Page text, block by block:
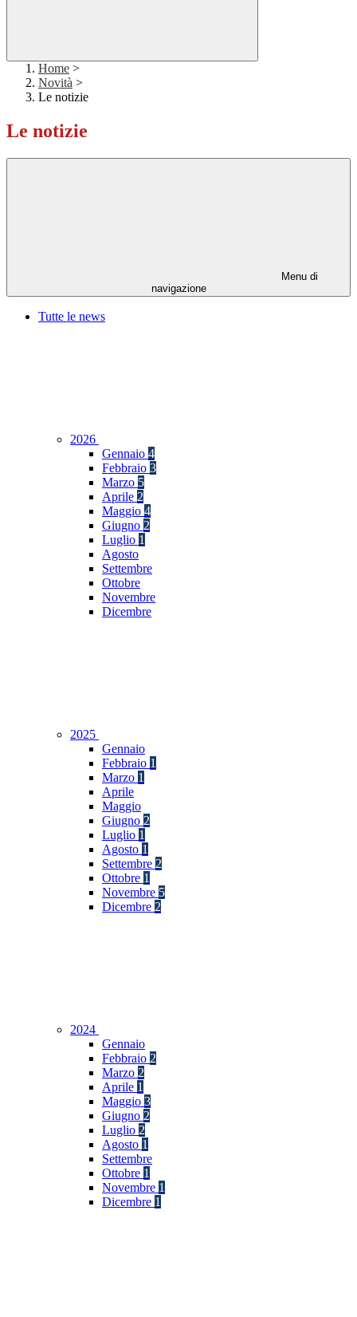
Home >
Novità >
Le notizie
Le notizie
Menu di
navigazione
Tutte le news
2026
Gennaio 4
Febbraio 3
Marzo 5
Aprile 2
Maggio 4
Giugno 2
Luglio 1
Agosto
Settembre
Ottobre
Novembre
Dicembre
2025
Gennaio
Febbraio 1
Marzo 1
Aprile
Maggio
Giugno 2
Luglio 1
Agosto 1
Settembre 2
Ottobre 1
Novembre 5
Dicembre 2
2024
Gennaio
Febbraio 2
Marzo 2
Aprile 1
Maggio 3
Giugno 2
Luglio 2
Agosto 1
Settembre
Ottobre 1
Novembre 1
Dicembre 1